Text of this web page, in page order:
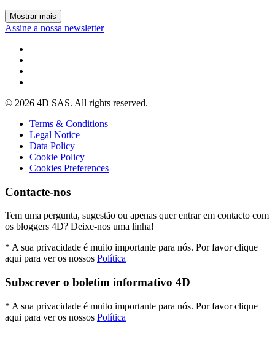
Mostrar mais
Assine a nossa newsletter
© 2026 4D SAS. All rights reserved.
Terms & Conditions
Legal Notice
Data Policy
Cookie Policy
Cookies Preferences
Contacte-nos
Tem uma pergunta, sugestão ou apenas quer entrar em contacto com
os bloggers 4D? Deixe-nos uma linha!
* A sua privacidade é muito importante para nós. Por favor clique
aqui para ver os nossos Política
Subscrever o boletim informativo 4D
* A sua privacidade é muito importante para nós. Por favor clique
aqui para ver os nossos Política